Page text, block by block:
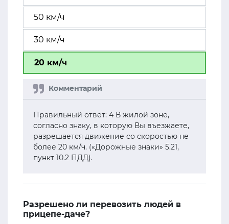
50 км/ч
30 км/ч
20 км/ч
Правильный ответ: 4 В жилой зоне,
согласно знаку, в которую Вы въезжаете,
разрешается движение со скоростью не
более 20 км/ч. («Дорожные знаки» 5.21,
пункт 10.2 ПДД).
Разрешено ли перевозить людей в
прицепе-даче?